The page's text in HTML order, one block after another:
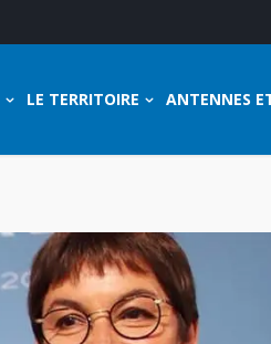
LE TERRITOIRE ANTENNES